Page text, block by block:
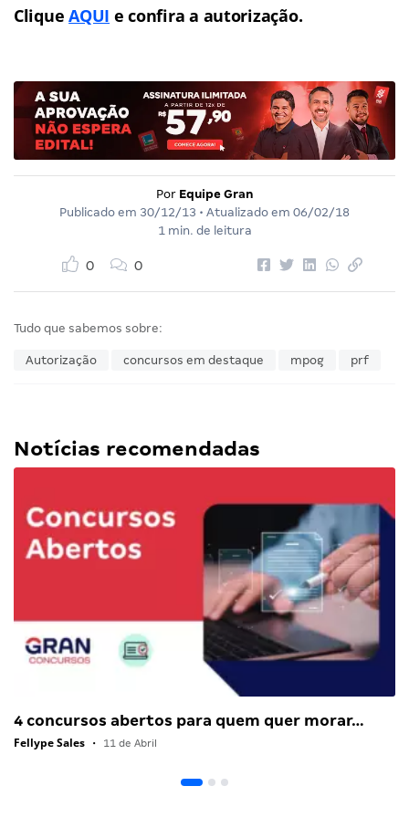
CliqueAQUI e confira a autorização.
Por Equipe Gran
Publicado em 30/12/13 • Atualizado em 06/02/18
1 min. de leitura
0 0
Tudo que sabemos sobre:
Autorização concursos em destaque mpog prf
Notícias recomendadas
4 concursos abertos para quem quer morar…
Fellype Sales • 11 de Abril